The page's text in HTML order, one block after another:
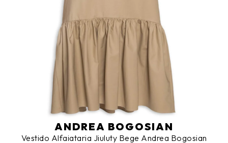
ANDREA BOGOSIAN
Vestido Alfaiataria Jiuluty Bege Andrea Bogosian